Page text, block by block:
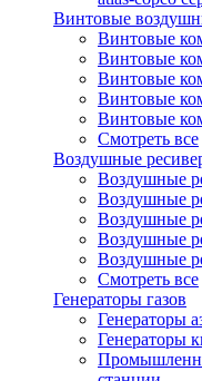
Винтовые
Винтовые
Винтовые
Винтовые
Винтовые
Винтовые
Смотреть все
Воздушные
Воздушные
Воздушные
Воздушные
Воздушные
Воздушные
Смотреть все
Генераторы газов
Генераторы
Генераторы